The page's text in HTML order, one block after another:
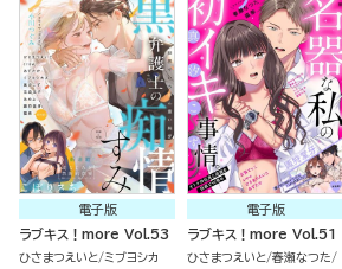
電子版
ラブキス！more Vol.53
ひさまつえいと ミブヨシカ
電子版
ラブキス！more Vol.51
ひさまつえいと 春瀬なつた